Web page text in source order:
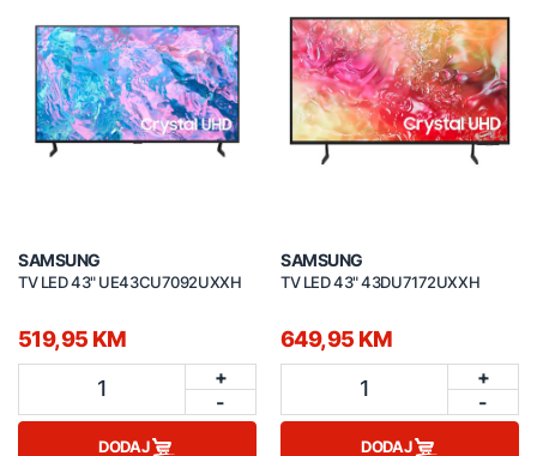
SAMSUNG
TV LED 43" UE43CU7092UXXH
519,95 KM
1
+
-
DODAJ
SAMSUNG
TV LED 43" 43DU7172UXXH
649,95 KM
1
+
-
DODAJ